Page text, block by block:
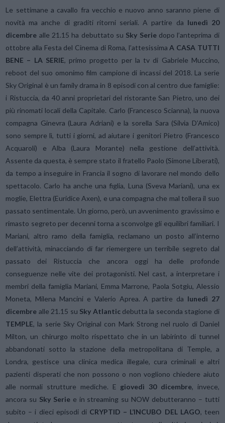
Le settimane a cavallo fra vecchio e nuovo anno saranno piene di
novità ma anche di graditi ritorni seriali. A partire da lunedì 20
dicembre alle 21.15 ha debuttato su Sky Seriedopo l’anteprima di
ottobre alla Festa del Cinema di Roma, l’attesissima A CASA TUTTI
BENE – LA SERIE, primo progetto per la tv di Gabriele Muccino,
reboot del suo omonimo film campione di incassi del 2018. La serie
Sky Original è un family drama in 8 episodi con al centro due famiglie:
i Ristuccia, da 40 anni proprietari del ristorante San Pietro, uno dei
più rinomati locali della Capitale. Carlo (Francesco Scianna), la nuova
compagna Ginevra (Laura Adriani) e la sorella Sara (Silvia D’Amico)
sono sempre lì, tutti i giorni, ad aiutare i genitori Pietro (Francesco
Acquaroli) e Alba (Laura Morante) nella gestione dell’attività.
Assente da questa, è sempre stato il fratello Paolo (Simone Liberati),
da tempo a inseguire in Francia il sogno di lavorare nel mondo dello
spettacolo. Carlo ha anche una figlia, Luna (Sveva Mariani), una ex
moglie, Elettra (Euridice Axen), e una compagna che mal tollera il suo
passato sentimentale. Un giorno, però, un avvenimento gravissimo e
rimasto segreto per decenni torna a sconvolge gli equilibri familiari. I
Mariani, altro ramo della famiglia, reclamano un posto all’interno
dell’attività, minacciando di far riemergere un terribile segreto dal
passato dei Ristuccia che ancora oggi ha delle profonde
conseguenze nelle vite dei protagonisti. Nel cast, a interpretare i
membri della famiglia Mariani, Emma Marrone, Paola Sotgiu, Alessio
Moneta, Milena Mancini e Valerio Aprea. A partire da lunedì 27
dicembre alle 21.15 su Sky Atlanticdebutta la seconda stagione di
TEMPLE, la serie Sky Original con Mark Strong nel ruolo di Daniel
Milton, un chirurgo molto rispettato che in un labirinto di tunnel
abbandonati sotto la stazione della metropolitana di Temple, a
Londra, gestisce una clinica medica illegale, cura criminali e altri
pazienti disperati che non possono o non vogliono chiedere aiuto
alle normali strutture mediche. E giovedì 30 dicembre, invece,
ancora su Sky Seriee in streaming su NOW debutteranno – tutti
subito – i dieci episodi di CRYPTID – L’INCUBO DEL LAGO, teen